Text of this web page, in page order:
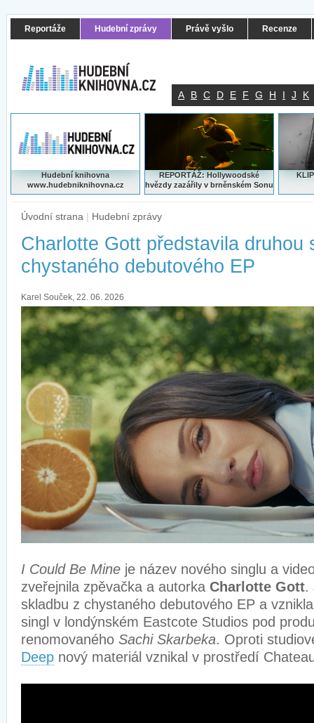
Reportáže Hudební zprávy Právě vyšlo Recenze
A B C D E F G H I J K
Hudební knihovna
www.hudebniknihovna.cz
REPORTÁŽ: Hollywoodské
hvězdy zazářily v brněnském Sonu
Úvodní strana | Hudební zprávy
Charlotte Gott představila druhou
chystaného debutového EP
Karel Souček, 22. 06. 2026
I Could Be Mine je název nového singlu a
zveřejnila zpěvačka a autorka Charlotte Gott.
skladbu z chystaného debutového EP a
singl v londýnském Eastcote Studios pod
renomovaného Sachi Skarbeka. Oproti
Deep nový materiál vznikal v prostředí